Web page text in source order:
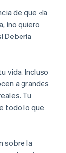
de que «la
¡no quiero
Debería
vida. Incluso
a grandes
Tu
todo lo que
sobre la